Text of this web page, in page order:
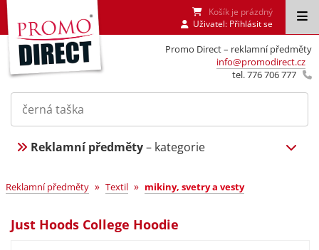
Promo Direct – reklamní předměty
info@promodirect.cz
tel. 776 706 777
Košík je prázdný
Uživatel: Přihlásit se
Reklamní předměty– kategorie
Reklamní předměty » Textil » mikiny, svetry a vesty
Just Hoods College Hoodie